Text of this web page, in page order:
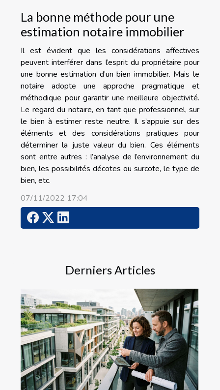
La bonne méthode pour une
estimation notaire immobilier
Il est évident que les considérations affectives
peuvent interférer dans l’esprit du propriétaire pour
une bonne estimation d’un bien immobilier. Mais le
notaire adopte une approche pragmatique et
méthodique pour garantir une meilleure objectivité.
Le regard du notaire, en tant que professionnel, sur
le bien à estimer reste neutre. Il s’appuie sur des
éléments et des considérations pratiques pour
déterminer la juste valeur du bien. Ces éléments
sont entre autres : l’analyse de l’environnement du
bien, les possibilités décotes ou surcote, le type de
bien, etc.
07/11/2022 17:04
Derniers Articles